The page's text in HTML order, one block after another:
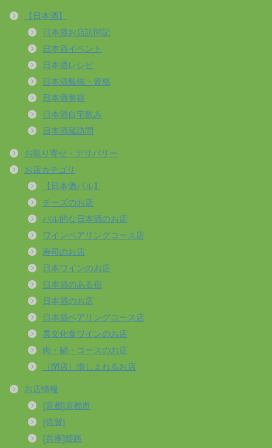
【日本酒】
日本酒お店訪問記
日本酒イベント
日本酒レシピ
日本酒勉強・資格
日本酒美容
日本酒自宅飲み
日本酒蔵訪問
お取り寄せ・デリバリー
お店カテゴリ
【日本酒バル】
チーズのお店
バル的な日本酒のお店
ワインペアリングコース店
寿司のお店
日本ワインのお店
日本酒のある宿
日本酒のお店
日本酒ペアリングコース店
異文化食ワインのお店
肉・鍋・コースのお店
（閉店）惜しまれるお店
お店情報
[京都]京都市
[佐賀]
[兵庫]姫路